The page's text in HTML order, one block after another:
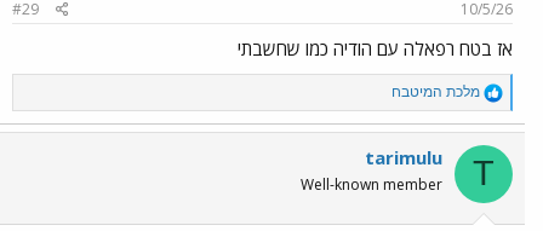
10/5/26
#29
אז בטח רפאלה עם הודיה כמו שחשבתי
R
e
a
c
t
o
מלכת המיטבח
T
tarimulu
Well-known member